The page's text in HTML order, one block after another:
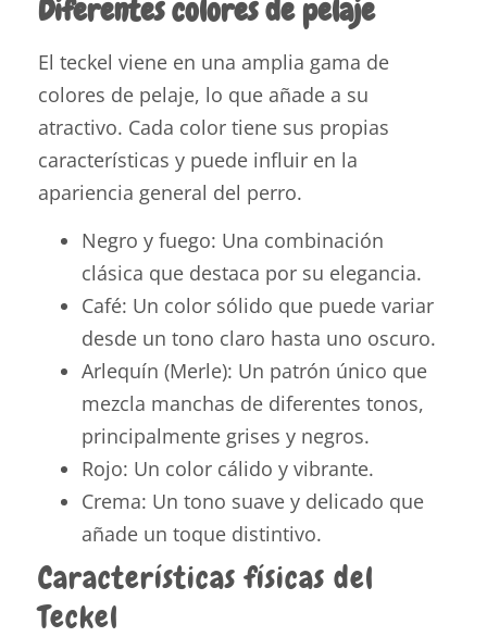
Diferentes colores de pelaje
El teckel viene en una amplia gama de
colores de pelaje, lo que añade a su
atractivo. Cada color tiene sus propias
características y puede influir en la
apariencia general del perro.
Negro y fuego: Una combinación
clásica que destaca por su elegancia.
Café: Un color sólido que puede variar
desde un tono claro hasta uno oscuro.
Arlequín (Merle): Un patrón único que
mezcla manchas de diferentes tonos,
principalmente grises y negros.
Rojo: Un color cálido y vibrante.
Crema: Un tono suave y delicado que
añade un toque distintivo.
Características físicas del
Teckel